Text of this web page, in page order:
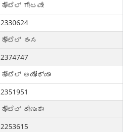
ಹೋಟೆಲ್ ಗೇಟವೇ
2330624
ಹೋಟೆಲ್ ಹಂಸ
2374747
ಹೋಟೆಲ್ ಅಯೋಧ್ಯಾ
2351951
ಹೋಟೆಲ್ ರೇಣುಕಾ
2253615